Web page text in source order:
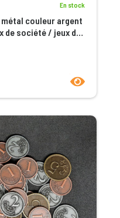
En stock
couleur argent
de société / jeux de